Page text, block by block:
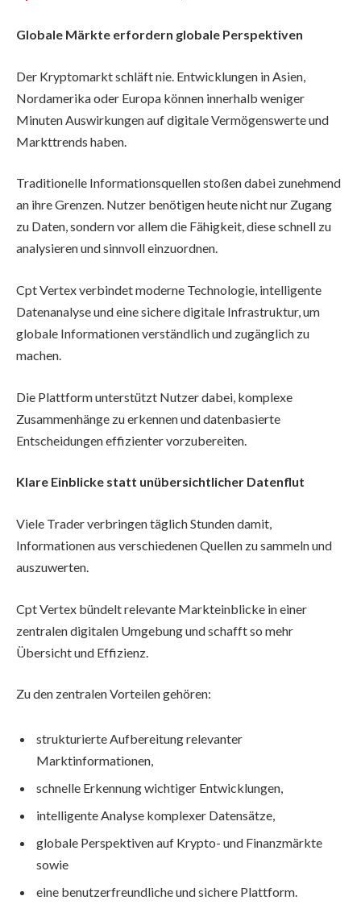
Globale Märkte erfordern globale Perspektiven
Der Kryptomarkt schläft nie. Entwicklungen in Asien,
Nordamerika oder Europa können innerhalb weniger
Minuten Auswirkungen auf digitale Vermögenswerte und
Markttrends haben.
Traditionelle Informationsquellen stoßen dabei zunehmend
an ihre Grenzen. Nutzer benötigen heute nicht nur Zugang
zu Daten, sondern vor allem die Fähigkeit, diese schnell zu
analysieren und sinnvoll einzuordnen.
Cpt Vertex verbindet moderne Technologie, intelligente
Datenanalyse und eine sichere digitale Infrastruktur, um
globale Informationen verständlich und zugänglich zu
machen.
Die Plattform unterstützt Nutzer dabei, komplexe
Zusammenhänge zu erkennen und datenbasierte
Entscheidungen effizienter vorzubereiten.
Klare Einblicke statt unübersichtlicher Datenflut
Viele Trader verbringen täglich Stunden damit,
Informationen aus verschiedenen Quellen zu sammeln und
auszuwerten.
Cpt Vertex bündelt relevante Markteinblicke in einer
zentralen digitalen Umgebung und schafft so mehr
Übersicht und Effizienz.
Zu den zentralen Vorteilen gehören:
strukturierte Aufbereitung relevanter
Marktinformationen,
schnelle Erkennung wichtiger Entwicklungen,
intelligente Analyse komplexer Datensätze,
globale Perspektiven auf Krypto- und Finanzmärkte
sowie
eine benutzerfreundliche und sichere Plattform.